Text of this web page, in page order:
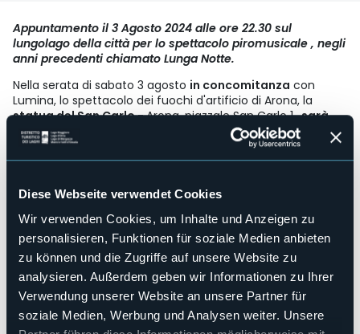
Diese Webseite verwendet Cookies
Wir verwenden Cookies, um Inhalte und Anzeigen zu
personalisieren, Funktionen für soziale Medien anbieten
zu können und die Zugriffe auf unsere Website zu
analysieren. Außerdem geben wir Informationen zu Ihrer
Verwendung unserer Website an unsere Partner für
soziale Medien, Werbung und Analysen weiter. Unsere
Appuntamento il 3 Agosto 2024 alle ore 22.30 sul
lungolago della città per lo spettacolo piromusicale , negli
anni precedenti chiamato Lunga Notte.
Nella serata di sabato 3 agosto in concomitanza con
Lumina, lo spettacolo dei fuochi d'artificio di Arona, la
statua del San Carlo -Arona, piazzale San Carlo 1, sarà
aperta.
Il programma sarà il seguente:
storia della statua con possibilità di ingresso e salita fino
alla cima.
- dalle 22.30 sarà possibile ammirare lo spettacolo
pirotecnico dalla terrazza panoramica oppure dal grande
prato sottostante.
Il costo dei biglietti sarà di:
- 15 euro per ingresso, visita guidata e spettacolo